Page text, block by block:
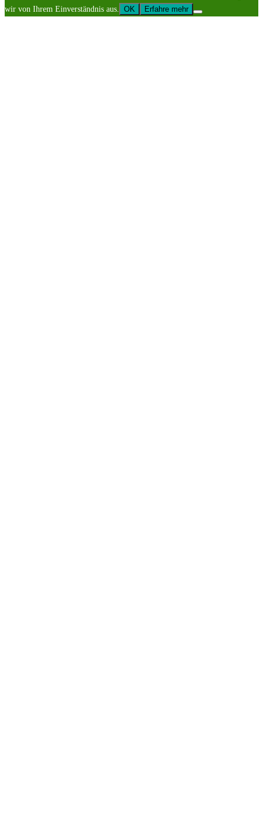
wir von Ihrem Einverständnis aus. OK Erfahre mehr